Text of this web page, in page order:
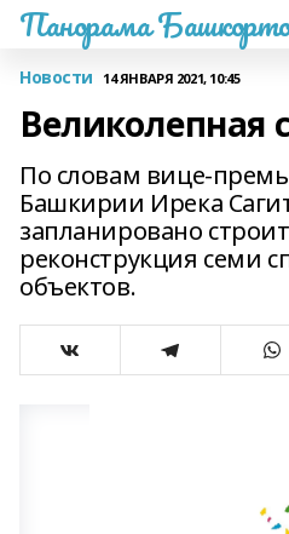
Панорама
Новости 14 ЯНВАРЯ 2021, 10:45
Великолепная
По словам вице-
Башкирии Ирека
запланировано
реконструкция семи
объектов.